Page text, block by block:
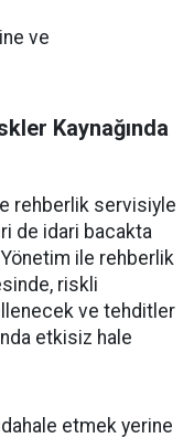
ve
Kaynağında
rehberlik servisiyle
de idari bacakta
ile rehberlik
riskli
ve tehditler
etkisiz hale
etmek yerine